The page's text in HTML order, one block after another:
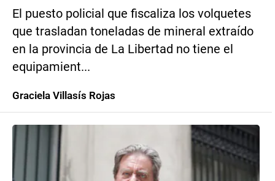
El puesto policial que fiscaliza los volquetes
que trasladan toneladas de mineral extraído
en la provincia de La Libertad no tiene el
equipamient...
Graciela Villasís Rojas